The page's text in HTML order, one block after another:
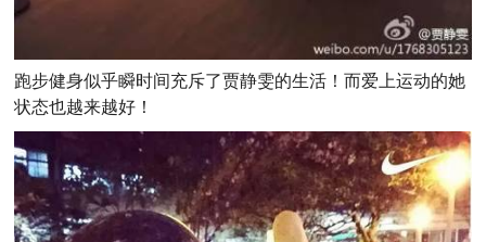
跑步健身似乎瞬时间充斥了贾静雯的生活！而爱上运动的她
状态也越来越好！